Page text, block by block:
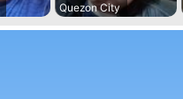
Quezon City